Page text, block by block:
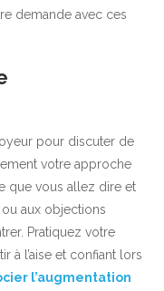
demande avec ces
pour discuter de
votre approche
que vous allez dire et
aux objections
Pratiquez votre
à l’aise et confiant lors
l’augmentation